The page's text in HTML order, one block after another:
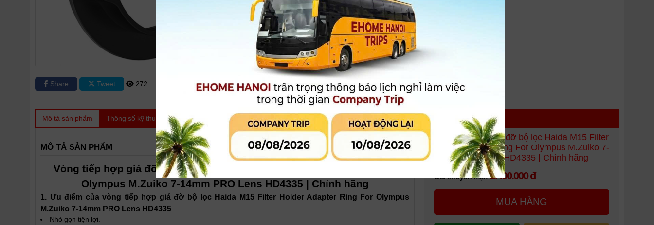
Share Tweet 272
Giá khuyến mại: 2.400.000 đ
MUA HÀNG
MUA TRẢ GÓP
dụng
Mô tả sản phẩm Thông số kỹ thuật Video Sản phẩm đang khuyến mại Đánh giá sản phẩm
MÔ TẢ SẢN PHẨM
Vòng tiếp hợp giá đỡ bộ lọc Haida M15 Filter Holder Adapter Ring For
Olympus M.Zuiko 7-14mm PRO Lens HD4335 | Chính hãng
1. Ưu điểm của vòng tiếp hợp giá đỡ bộ lọc Haida M15 Filter Holder Adapter Ring For Olympus
M.Zuiko 7-14mm PRO Lens HD4335
Nhỏ gọn tiện lợi.
Vòng tiếp hợp giá đỡ bộ lọc Haida M15 Filter
Holder Adapter Ring For Olympus M.Zuiko 7-
14mm PRO Lens HD4335 | Chính hãng
Giá khuyến mại: 2.400.000 đ
MUA HÀNG